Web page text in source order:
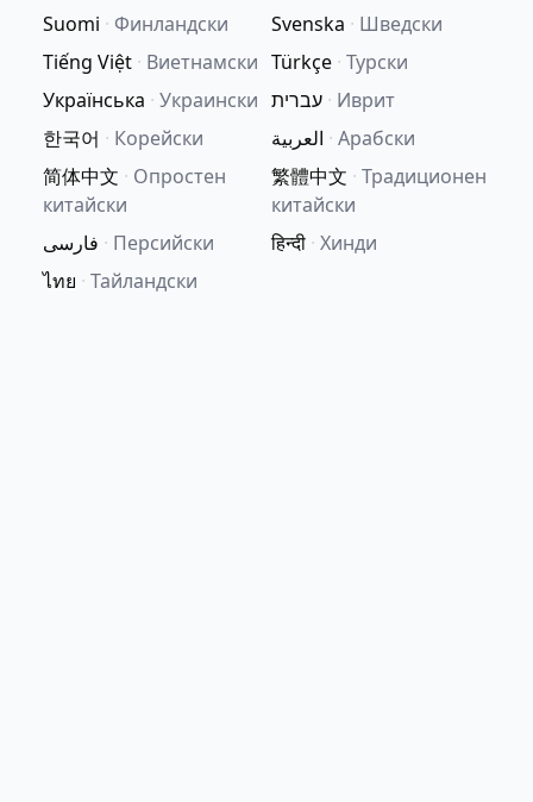
Suomi · Финландски Svenska · Шведски
Tiếng Việt · Виетнамски Türkçe · Турски
Українська · Украински עברית · Иврит
한국어 · Корейски العربية · Арабски
简体中文 · Опростен
китайски
繁體中文 · Традиционен
китайски
فارسی · Персийски हिन्दी · Хинди
ไทย · Тайландски